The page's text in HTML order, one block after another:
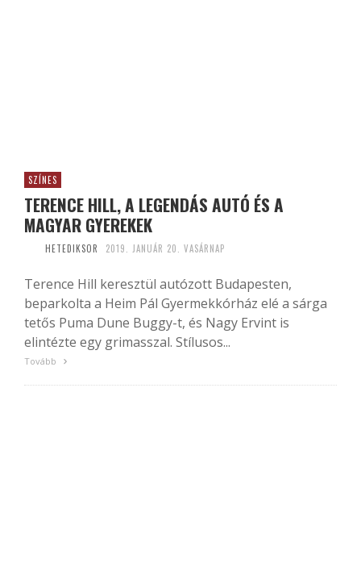
SZÍNES
TERENCE HILL, A LEGENDÁS AUTÓ ÉS A
MAGYAR GYEREKEK
HETEDIKSOR 2019. JANUÁR 20. VASÁRNAP
Terence Hill keresztül autózott Budapesten,
beparkolta a Heim Pál Gyermekkórház elé a sárga
tetős Puma Dune Buggy-t, és Nagy Ervint is
elintézte egy grimasszal. Stílusos...
Tovább